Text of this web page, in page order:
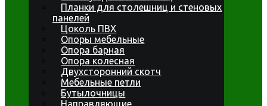
Планки для столешниц и стеновых
панелей
Цоколь ПВХ
Опоры мебельные
Опора барная
Опора колесная
Двухсторонний скотч
Мебельные петли
Бутылочницы
Направляющие